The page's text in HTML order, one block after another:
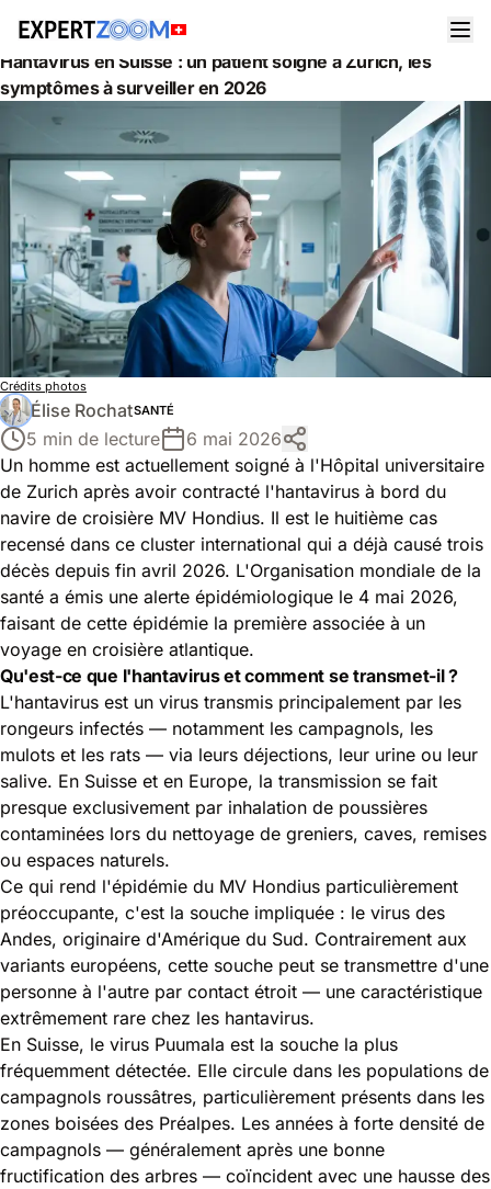
Actualités
Santé
Hantavirus en Suisse : un patient soigné à Zurich, les
symptômes à surveiller en 2026
Crédits photos
Élise RochatSANTÉ
5 min de lecture
6 mai 2026
Un homme est actuellement soigné à l'Hôpital universitaire
de Zurich après avoir contracté l'hantavirus à bord du
navire de croisière MV Hondius. Il est le huitième cas
recensé dans ce cluster international qui a déjà causé trois
décès depuis fin avril 2026. L'Organisation mondiale de la
santé a émis une alerte épidémiologique le 4 mai 2026,
faisant de cette épidémie la première associée à un
voyage en croisière atlantique.
Qu'est-ce que l'hantavirus et comment se transmet-il ?
L'hantavirus est un virus transmis principalement par les
rongeurs infectés — notamment les campagnols, les
mulots et les rats — via leurs déjections, leur urine ou leur
salive. En Suisse et en Europe, la transmission se fait
presque exclusivement par inhalation de poussières
contaminées lors du nettoyage de greniers, caves, remises
ou espaces naturels.
Ce qui rend l'épidémie du MV Hondius particulièrement
préoccupante, c'est la souche impliquée : le virus des
Andes, originaire d'Amérique du Sud. Contrairement aux
variants européens, cette souche peut se transmettre d'une
personne à l'autre par contact étroit — une caractéristique
extrêmement rare chez les hantavirus.
En Suisse, le virus Puumala est la souche la plus
fréquemment détectée. Elle circule dans les populations de
campagnols roussâtres, particulièrement présents dans les
zones boisées des Préalpes. Les années à forte densité de
campagnols — généralement après une bonne
fructification des arbres — coïncident avec une hausse des